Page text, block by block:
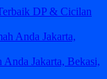
DP & Cicilan
Jakarta, Bekasi,